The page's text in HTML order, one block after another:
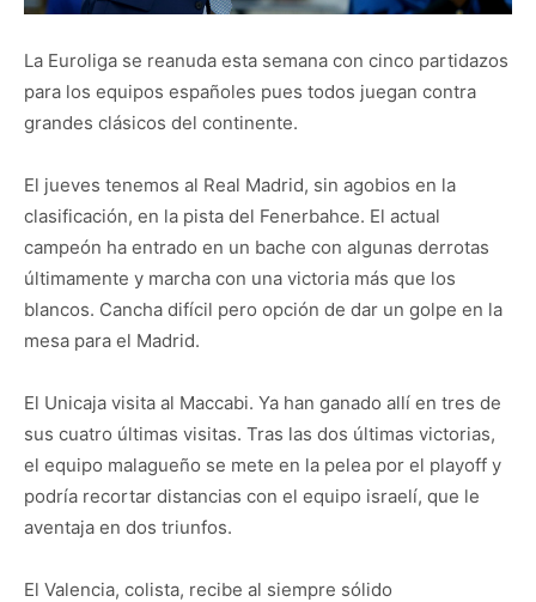
La Euroliga se reanuda esta semana con cinco partidazos
para los equipos españoles pues todos juegan contra
grandes clásicos del continente.
El jueves tenemos al Real Madrid, sin agobios en la
clasificación, en la pista del Fenerbahce. El actual
campeón ha entrado en un bache con algunas derrotas
últimamente y marcha con una victoria más que los
blancos. Cancha difícil pero opción de dar un golpe en la
mesa para el Madrid.
El Unicaja visita al Maccabi. Ya han ganado allí en tres de
sus cuatro últimas visitas. Tras las dos últimas victorias,
el equipo malagueño se mete en la pelea por el playoff y
podría recortar distancias con el equipo israelí, que le
aventaja en dos triunfos.
El Valencia, colista, recibe al siempre sólido